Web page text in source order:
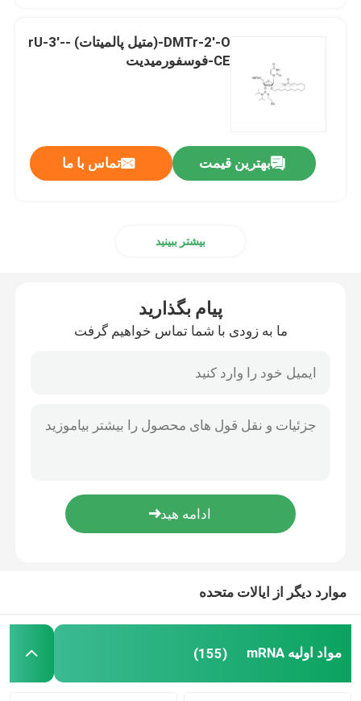
صفحه اصلی
محصولات
DMTr-2'-O-(متیل پالمیتات) -rU-3'-
CE-فوسفورمیدیت
بهترین قیمت تماس با ما
بیشتر ببینید
پیام بگذارید
ما به زودی با شما تماس خواهیم گرفت
موارد دیگر از ایالات متحده
مواد اولیه mRNA (155)